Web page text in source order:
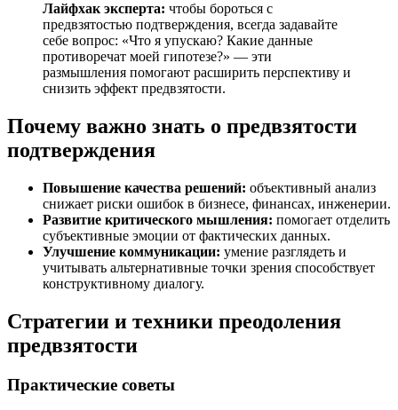
Лайфхак эксперта: чтобы бороться с
предвзятостью подтверждения, всегда задавайте
себе вопрос: «Что я упускаю? Какие данные
противоречат моей гипотезе?» — эти
размышления помогают расширить перспективу и
снизить эффект предвзятости.
Почему важно знать о предвзятости
подтверждения
Повышение качества решений: объективный анализ
снижает риски ошибок в бизнесе, финансах, инженерии.
Развитие критического мышления: помогает отделить
субъективные эмоции от фактических данных.
Улучшение коммуникации: умение разглядеть и
учитывать альтернативные точки зрения способствует
конструктивному диалогу.
Стратегии и техники преодоления
предвзятости
Практические советы